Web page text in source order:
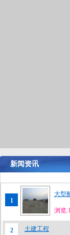
新闻资讯
1
大型
浏览
2 土建工程